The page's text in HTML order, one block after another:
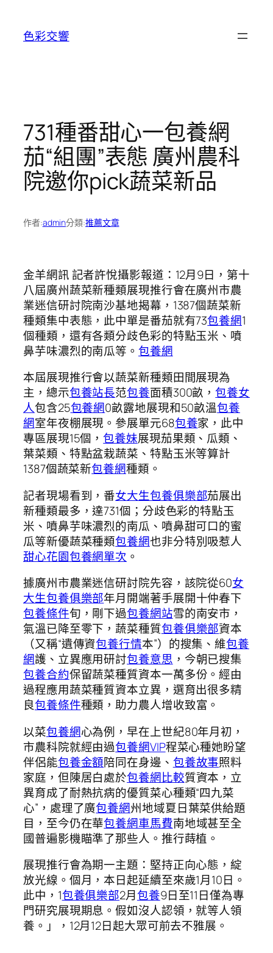
色彩交響
731種番甜心一包養網
茄“組團”表態 廣州農科
院邀你pick蔬菜新品
作者:admin分類:推薦文章
金羊網訊 記者許悅攝影報道：12月9日，第十
八屆廣州蔬菜新種類展現推行會在廣州市農
業迷信研討院南沙基地揭幕，1387個蔬菜新
種類集中表態，此中單是番茄就有73包養網1
個種類，還有各類分歧色彩的特點玉米、噴
鼻芋味濃烈的南瓜等。 包養網
本屆展現推行會以蔬菜新種類田間展現為
主，總示包養站長范包養面積300畝，包養女
人包含25包養網0畝露地展現和50畝溫包養
網室年夜棚展現。參展單元68包養家，此中
專區展現15個，包養妹展現茄果類、瓜類、
葉菜類、特點盆栽蔬菜、特點玉米等算計
1387個蔬菜新包養網種類。
記者現場看到，番女大生包養俱樂部茄展出
新種類最多，達731個；分歧色彩的特點玉
米、噴鼻芋味濃烈的南瓜、噴鼻甜可口的蜜
瓜等新優蔬菜種類包養網也非分特別吸惹人
甜心花園包養網單次 。
據廣州市農業迷信研討院先容，該院從60女
大生包養俱樂部年月開端著手展開十仲春下
包養條件旬，剛下過包養網站雪的南安市，
氣溫已降至零下，蔬菜種質包養俱樂部資本
（又稱“遺傳資包養行情本”）的搜集、維包養
網護、立異應用研討包養意思 ，今朝已搜集
包養合約保留蔬菜種質資本一萬多份。經由
過程應用蔬菜種質資本立異，選育出很多精
良包養條件種類，助力農人增收致富。
以菜包養網心為例，早在上世紀80年月初，
市農科院就經由過包養網VIP程菜心種她盼望
伴侶能包養金額陪同在身邊、 包養故事照料
家庭，但陳居白處於包養網比較質資本，立
異育成了耐熱抗病的優質菜心種類“四九菜
心”，處理了廣包養網州地域夏日葉菜供給題
目，至今仍在華包養網車馬費南地域甚至全
國普遍影機瞄準了那些人。推行蒔植。
展現推行會為期一主題：堅持正向心態，綻
放光線。個月，本日起延續至來歲1月10日。
此中，1包養俱樂部2月包養9日至11日僅為專
門研究展現期息。假如沒人認領，就等人領
養。」，12月12日起大眾可前去不雅展。